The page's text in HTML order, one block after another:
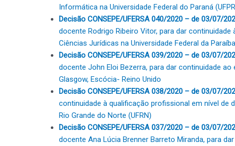
Informática na Universidade Federal do Paraná
Decisão CONSEPE/UFERSA 040/2020 – de 03/07/
docente Rodrigo Ribeiro Vitor, para dar
Ciências Jurídicas na Universidade Federal da
Decisão CONSEPE/UFERSA 039/2020 – de 03/07/
docente John Eloi Bezerra, para dar continuidade
Glasgow, Escócia- Reino Unido
Decisão CONSEPE/UFERSA 038/2020 – de 03/07/
continuidade à qualificação profissional em nível de
Rio Grande do Norte (UFRN)
Decisão CONSEPE/UFERSA 037/2020 – de 03/07/
docente Ana Lúcia Brenner Barreto Miranda, para